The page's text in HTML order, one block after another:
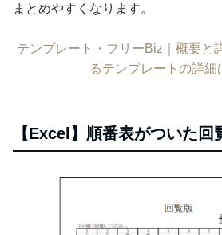
まとめやすくなります。
テンプレート・フリーBiz｜概要と
るテンプレートの詳細
【Excel】順番表がついた回